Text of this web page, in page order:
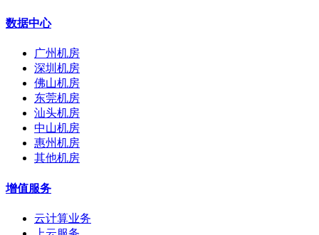
数据中心
广州机房
深圳机房
佛山机房
东莞机房
汕头机房
中山机房
惠州机房
其他机房
增值服务
云计算业务